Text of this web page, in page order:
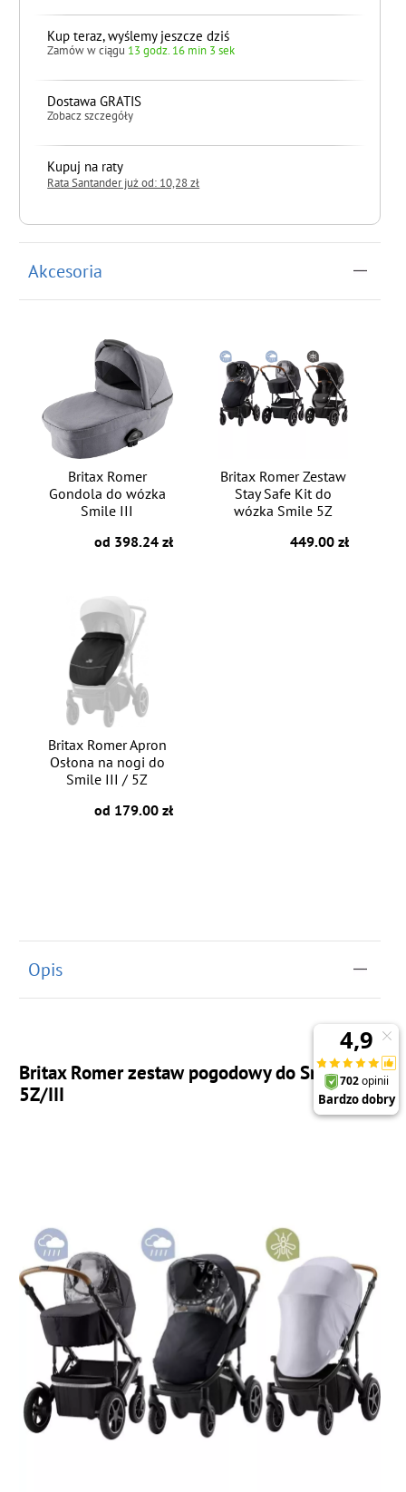
Kup teraz, wyślemy jeszcze dziś
Zamów w ciągu 13 godz. 16 min 2 sek
Dostawa GRATIS
Zobacz szczegóły
Kupuj na raty
Rata Santander już od: 10,28 zł
Akcesoria
Britax Romer
Gondola do wózka
Smile III
od 398.24 zł
Britax Romer Zestaw
Stay Safe Kit do
wózka Smile 5Z
449.00 zł
Britax Romer Apron
Osłona na nogi do
Smile III / 5Z
od 179.00 zł
Opis
Britax Romer zestaw pogodowy do Smile
5Z/III